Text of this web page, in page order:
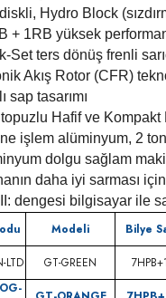
Hydro Block
+ 1RB yüksek
Set ters dönüş frenli
Akış Rotor (CFR)
sap tasarımı
topuzlu Hafif ve Kompakt
işlem alüminyum, 2
dolgu sağlam
daha iyi sarması
dengesi bilgisayar ile
Modeli Bilye
LTD GT-GREEN